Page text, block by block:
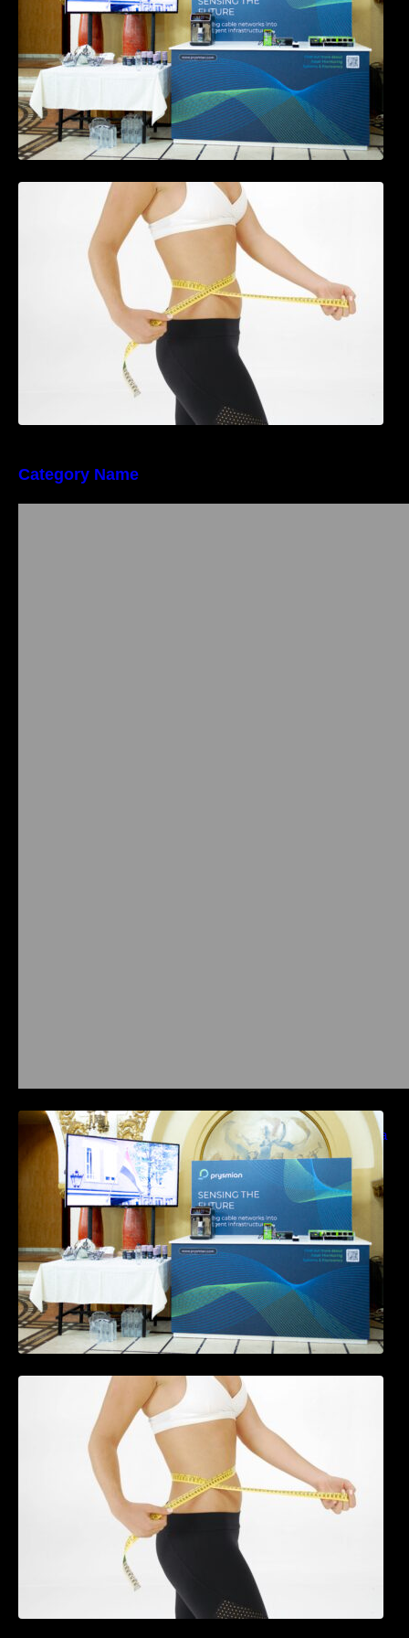
Tratamentul Wegovy® generează o scădere
în greutate de până la 22,6% la femei în
perioada menopauzei și reduce la jumătate
riscul de migrene
Category Name
Prysmian aduce la COMM26 tehnologii de
sensing si Digital Energy pentru monitorizarea
in timp real a infrastrucrutilor critice
Tratamentul Wegovy® generează o scădere
în greutate de până la 22,6% la femei în
perioada menopauzei și reduce la jumătate
riscul de migrene